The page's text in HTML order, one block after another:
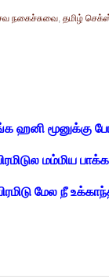
நகைச்சுவை ,தமிழ்
ஹனி மூனுக்கு
மம்மிய
மேல நீ